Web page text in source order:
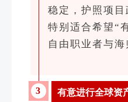
稳定，护照项目
特别适合希望“
自由职业者与海
3 有意进行全球资